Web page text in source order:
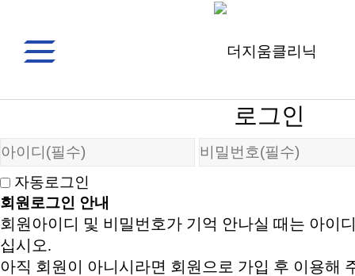
로그인
자동로그인
회원로그인 안내
회원아이디 및 비밀번호가 기억 안나실 때는 아이
십시오.
아직 회원이 아니시라면 회원으로 가입 후 이용해